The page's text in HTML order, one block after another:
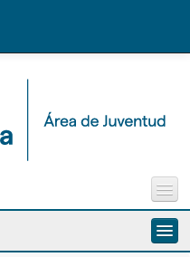
Agenda
Contacto